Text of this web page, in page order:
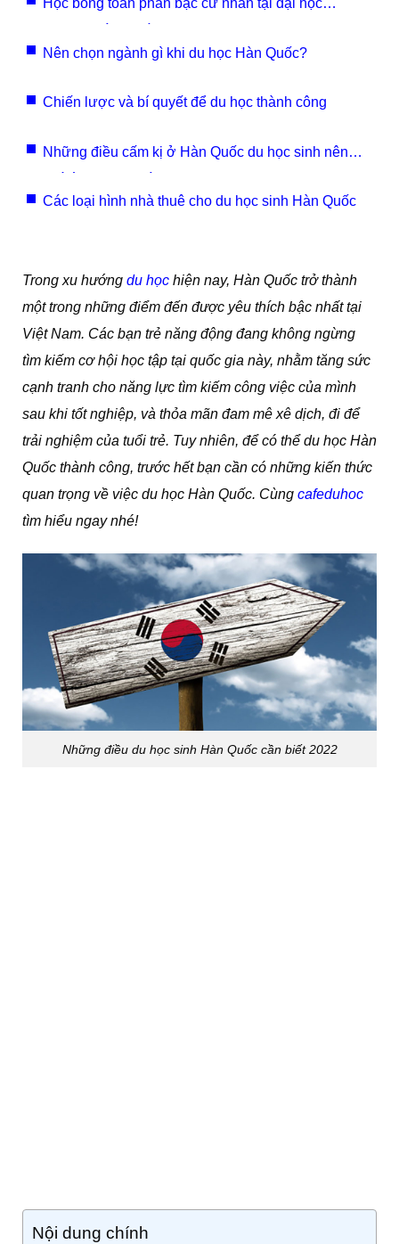
Học bổng toàn phần bậc cử nhân tại đại học
Nên chọn ngành gì khi du học Hàn Quốc?
Chiến lược và bí quyết để du học thành công
Những điều cấm kị ở Hàn Quốc du học sinh nên
Các loại hình nhà thuê cho du học sinh Hàn Quốc
Trong xu hướng du học hiện nay, Hàn Quốc trở thành
một trong những điểm đến được yêu thích bậc nhất tại
Việt Nam. Các bạn trẻ năng động đang không ngừng
tìm kiếm cơ hội học tập tại quốc gia này, nhằm tăng sức
cạnh tranh cho năng lực tìm kiếm công việc của mình
sau khi tốt nghiệp, và thỏa mãn đam mê xê dịch, đi để
trải nghiệm của tuổi trẻ. Tuy nhiên, để có thể du học Hàn
Quốc thành công, trước hết bạn cần có những kiến thức
quan trọng về việc du học Hàn Quốc. Cùng cafeduhoc
tìm hiểu ngay nhé!
Những điều du học sinh Hàn Quốc cần biết 2022
Nội dung chính